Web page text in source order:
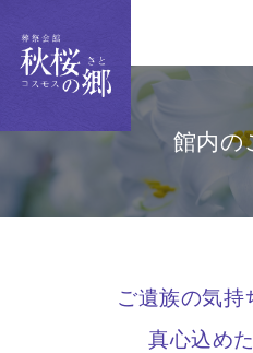
館内の
ご遺族の気持
真心込め